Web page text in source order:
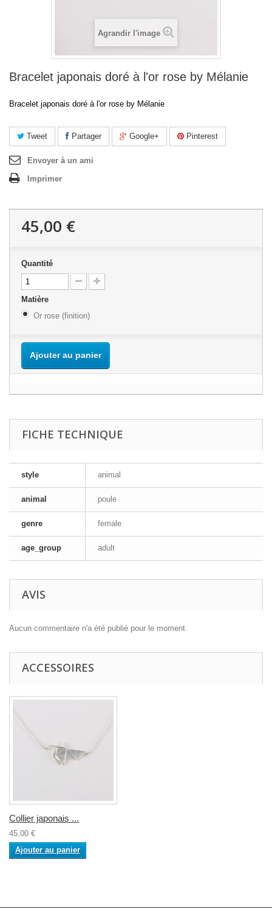
Agrandir l'image
Bracelet japonais doré à l'or rose by Mélanie
Bracelet japonais doré à l'or rose by Mélanie
Tweet Partager Google+ Pinterest
Envoyer à un ami
Imprimer
45,00 €
Quantité
Matière
Or rose (finition)
Ajouter au panier
FICHE TECHNIQUE
style animal
animal poule
genre female
age_group adult
AVIS
Aucun commentaire n'a été publié pour le moment.
ACCESSOIRES
Collier japonais ...
45,00 €
Ajouter au panier